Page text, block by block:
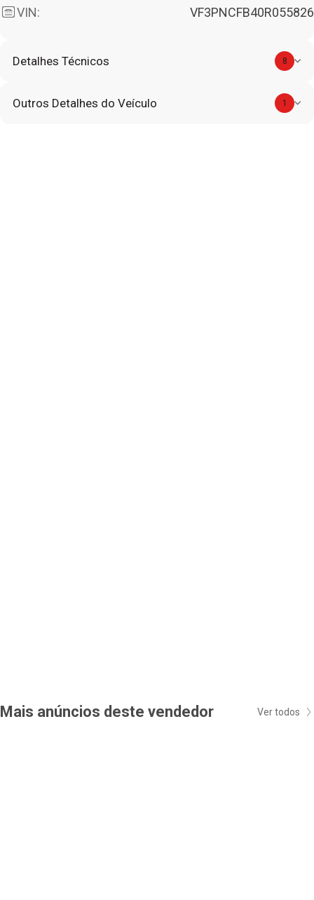
VIN: VF3PNCFB40R055826
Detalhes Técnicos 8
Outros Detalhes do Veículo 1
Mais anúncios deste vendedor Ver todos